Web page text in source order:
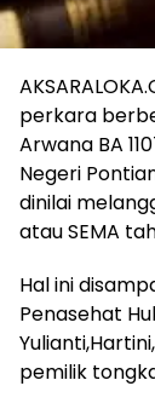
perkara
Arwana BA
Negeri
dinilai
atau SEMA
Hal ini
Penasehat
pemilik